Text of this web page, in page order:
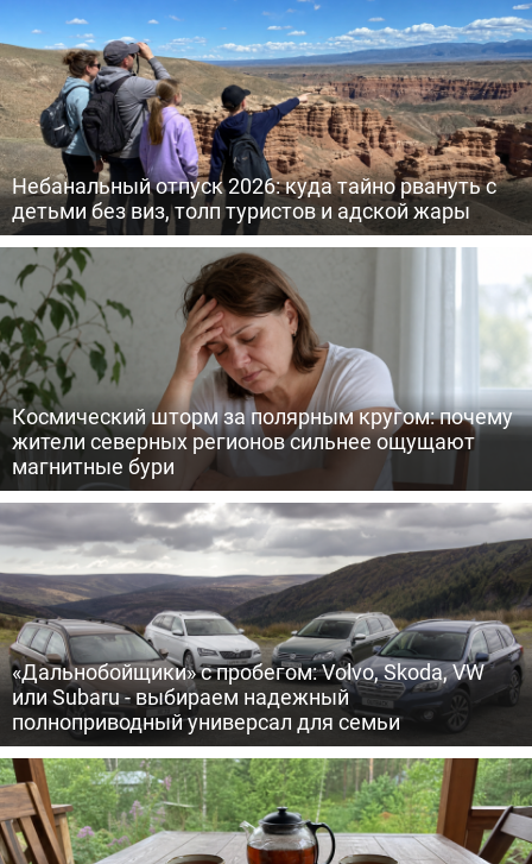
Небанальный отпуск 2026: куда тайно рвануть с
детьми без виз, толп туристов и адской жары
Космический шторм за полярным кругом: почему
жители северных регионов сильнее ощущают
магнитные бури
«Дальнобойщики» с пробегом: Volvo, Skoda, VW
или Subaru - выбираем надежный
полноприводный универсал для семьи